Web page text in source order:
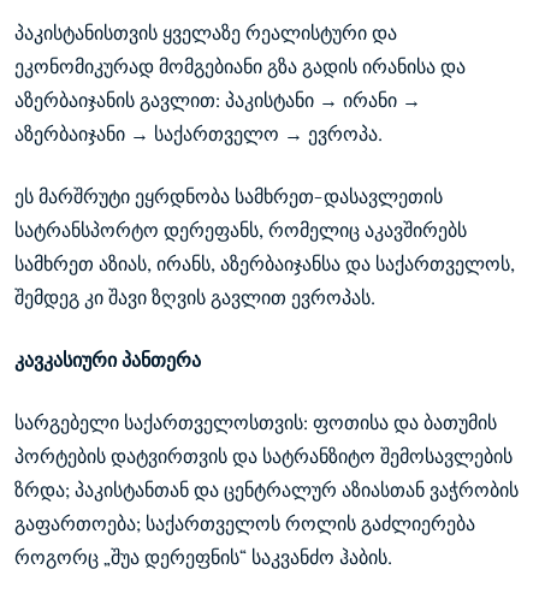
პაკისტანისთვის ყველაზე რეალისტური და
ეკონომიკურად მომგებიანი გზა გადის ირანისა და
აზერბაიჯანის გავლით: პაკისტანი → ირანი →
აზერბაიჯანი → საქართველო → ევროპა.
ეს მარშრუტი ეყრდნობა სამხრეთ-დასავლეთის
სატრანსპორტო დერეფანს, რომელიც აკავშირებს
სამხრეთ აზიას, ირანს, აზერბაიჯანსა და საქართველოს,
შემდეგ კი შავი ზღვის გავლით ევროპას.
კავკასიური პანთერა
სარგებელი საქართველოსთვის: ფოთისა და ბათუმის
პორტების დატვირთვის და სატრანზიტო შემოსავლების
ზრდა; პაკისტანთან და ცენტრალურ აზიასთან ვაჭრობის
გაფართოება; საქართველოს როლის გაძლიერება
როგორც „შუა დერეფნის“ საკვანძო ჰაბის.